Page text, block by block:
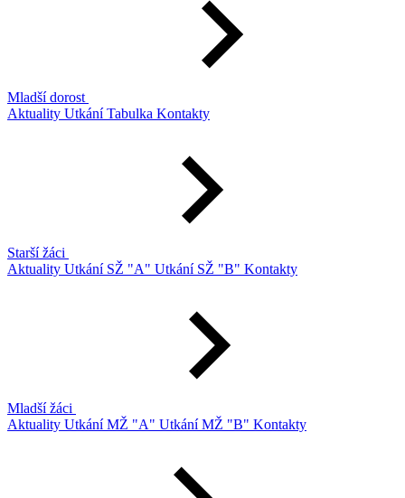
Mladší dorost
Aktuality UtkáníTabulka Kontakty
Starší žáci
Aktuality Utkání SŽ "A" Utkání SŽ "B" Kontakty
Mladší žáci
Aktuality Utkání MŽ "A" Utkání MŽ "B" Kontakty